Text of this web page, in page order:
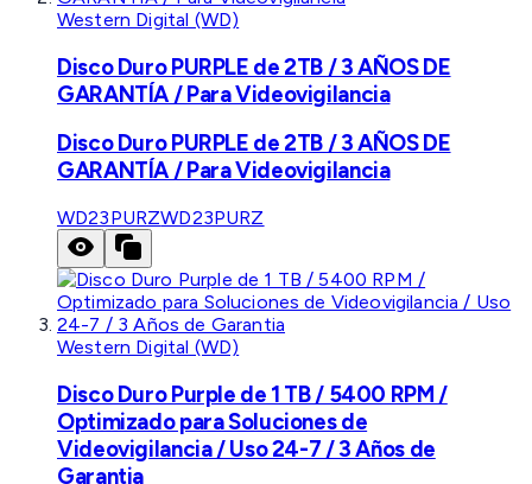
Western Digital (WD)
Disco Duro PURPLE de 2TB / 3 AÑOS DE
GARANTÍA / Para Videovigilancia
Disco Duro PURPLE de 2TB / 3 AÑOS DE
GARANTÍA / Para Videovigilancia
WD23PURZWD23PURZ
Western Digital (WD)
Disco Duro Purple de 1 TB / 5400 RPM /
Optimizado para Soluciones de
Videovigilancia / Uso 24-7 / 3 Años de
Garantia